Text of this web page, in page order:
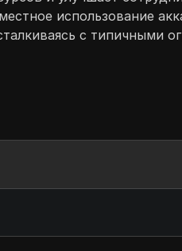
использование
с типичными